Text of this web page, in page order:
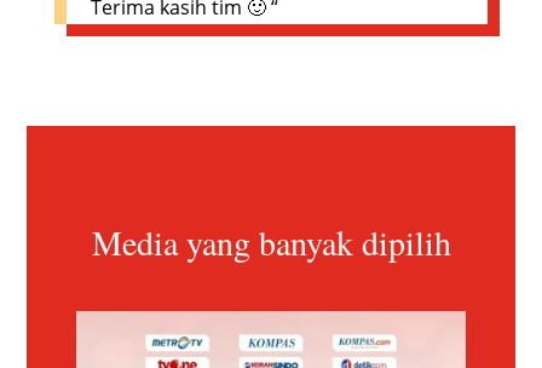
Terima kasih tim 🙂 “
Media yang banyak dipilih